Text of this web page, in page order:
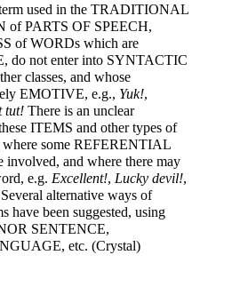
used in the TRADITIONAL
of PARTS OF SPEECH,
of WORDs which are
do not enter into SYNTACTIC
classes, and whose
EMOTIVE, e.g., Yuk!,
tut! There is an unclear
ITEMS and other types of
some REFERENTIAL
and where there may
e.g. Excellent!, Lucky devil!,
Several alternative ways of
have been suggested, using
SENTENCE,
etc. (Crystal)